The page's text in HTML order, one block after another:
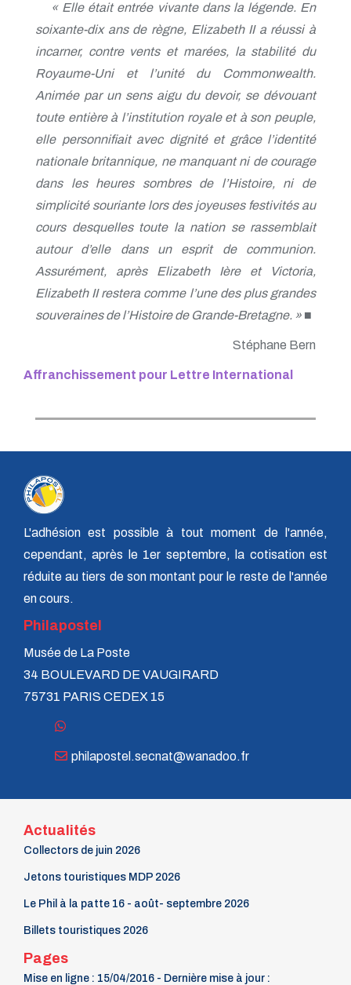
« Elle était entrée vivante dans la légende. En
soixante-dix ans de règne, Elizabeth II a réussi à
incarner, contre vents et marées, la stabilité du
Royaume-Uni et l’unité du Commonwealth.
Animée par un sens aigu du devoir, se dévouant
toute entière à l’institution royale et à son peuple,
elle personnifiait avec dignité et grâce l’identité
nationale britannique, ne manquant ni de courage
dans les heures sombres de l’Histoire, ni de
simplicité souriante lors des joyeuses festivités au
cours desquelles toute la nation se rassemblait
autour d’elle dans un esprit de communion.
Assurément, après Elizabeth Ière et Victoria,
Elizabeth II restera comme l’une des plus grandes
souveraines de l’Histoire de Grande-Bretagne. » ■
Stéphane Bern
Affranchissement pour Lettre International
L'adhésion est possible à tout moment de l'année,
cependant, après le 1er septembre, la cotisation est
réduite au tiers de son montant pour le reste de l'année
en cours.
Philapostel
Musée de La Poste
34 BOULEVARD DE VAUGIRARD
75731 PARIS CEDEX 15
philapostel.secnat@wanadoo.fr
Actualités
Collectors de juin 2026
Jetons touristiques MDP 2026
Le Phil à la patte 16 - août- septembre 2026
Billets touristiques 2026
Pages
Mise en ligne : 15/04/2016 - Dernière mise à jour :